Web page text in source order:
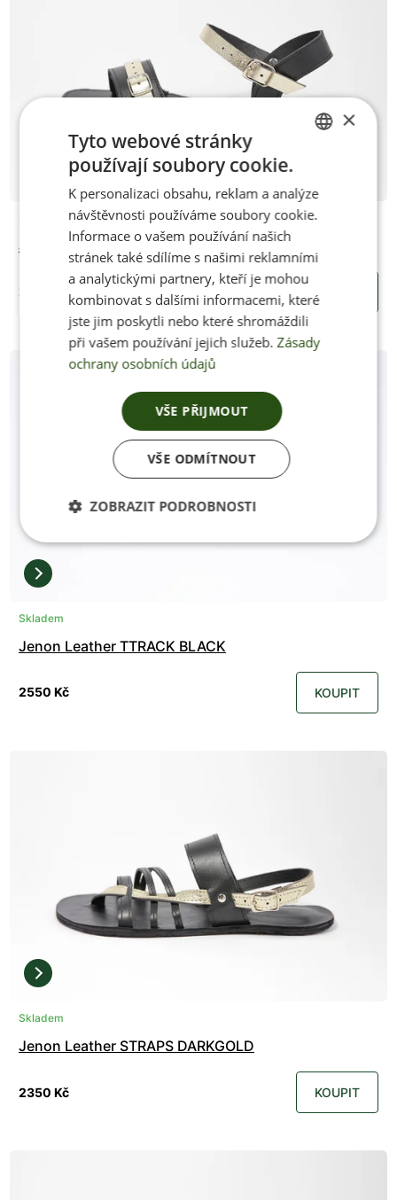
Jenon Leather SANTORINI DARKGOLD
2350 Kč KOUPIT
Skladem
Jenon Leather TTRACK BLACK
2550 Kč KOUPIT
Skladem
Jenon Leather STRAPS DARKGOLD
2350 Kč KOUPIT
ENGLISH
×
Tyto webové stránky
používají soubory cookie.
K personalizaci obsahu, reklam a analýze
návštěvnosti používáme soubory cookie.
Informace o vašem používání našich
stránek také sdílíme s našimi reklamními
a analytickými partnery, kteří je mohou
kombinovat s dalšími informacemi, které
jste jim poskytli nebo které shromáždili
při vašem používání jejich služeb. Zásady
ochrany osobních údajů
VŠE PŘIJMOUT
VŠE ODMÍTNOUT
ZOBRAZIT PODROBNOSTI